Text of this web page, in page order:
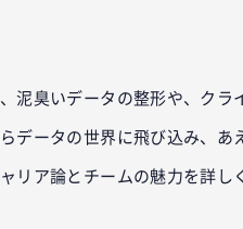
泥臭いデータの整形や、クラ
データの世界に飛び込み、あ
リア論とチームの魅力を詳し